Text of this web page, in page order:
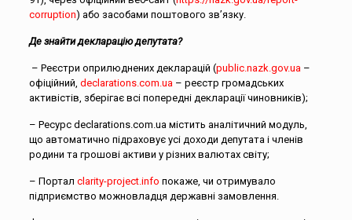
corruption) або засобами поштового зв’язку.
Де знайти декларацію депутата?
– Реєстри оприлюднених декларацій (public.nazk.gov.ua–
офіційний, declarations.com.ua– реєстр громадських
активістів, зберігає всі попередні декларації чиновників);
– Ресурс declarations.com.ua містить аналітичний модуль,
що автоматично підраховує усі доходи депутата і членів
родини та грошові активи у різних валютах світу;
– Портал clarity-project.info покаже, чи отримувало
підприємство можновладця державні замовлення.